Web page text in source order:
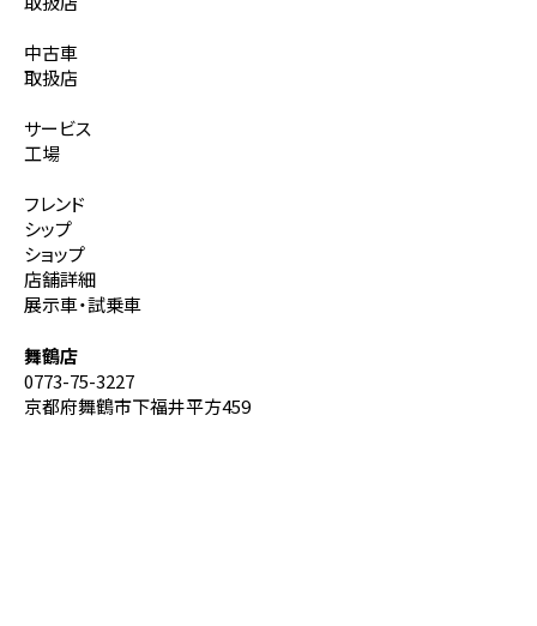
中古車
取扱店
サービス
工場
フレンド
シップ
ショップ
店舗詳細
展示車・試乗車
舞鶴店
0773-75-3227
京都府舞鶴市下福井平方459